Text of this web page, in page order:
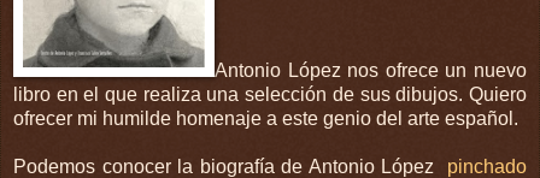
Antonio López nos ofrece un nuevo
libro en el que realiza una selección de sus dibujos. Quiero
ofrecer mi humilde homenaje a este genio del arte español.
Podemos conocer la biografía de Antonio López pinchado